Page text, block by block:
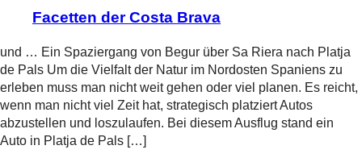
Facetten der Costa Brava
und … Ein Spaziergang von Begur über Sa Riera nach Platja
de Pals Um die Vielfalt der Natur im Nordosten Spaniens zu
erleben muss man nicht weit gehen oder viel planen. Es reicht,
wenn man nicht viel Zeit hat, strategisch platziert Autos
abzustellen und loszulaufen. Bei diesem Ausflug stand ein
Auto in Platja de Pals […]